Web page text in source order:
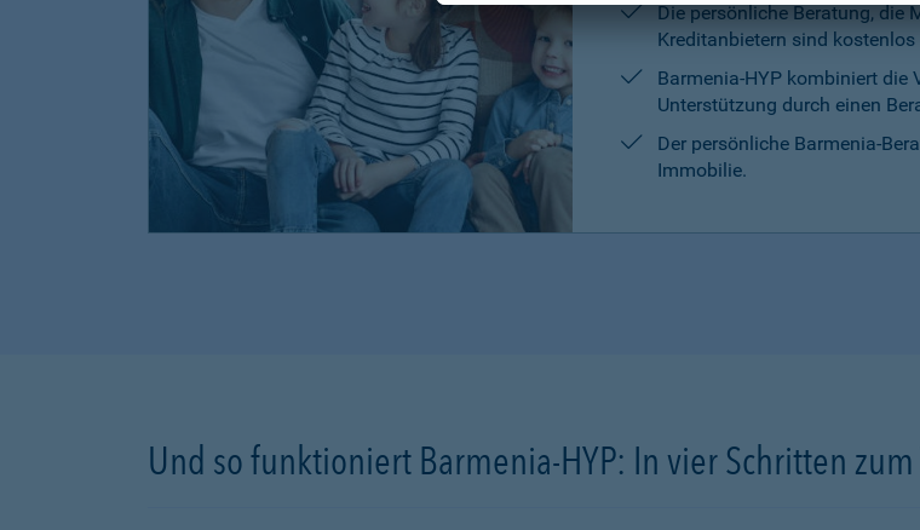
Die persönliche Beratung, die
Kreditanbietern sind
Barmenia-HYP kombiniert die
Unterstützung durch einen
Der persönliche Barmenia-
Immobilie.
Und so funktioniert Barmenia-HYP: In vier Schritten